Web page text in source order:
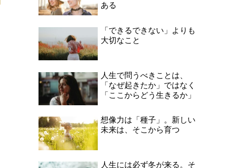
ある
「できるできない」よりも
大切なこと
人生で問うべきことは、
「なぜ起きたか」ではなく
「ここからどう生きるか」
想像力は「種子」。新しい
未来は、そこから育つ
人生には必ず冬が来る。そ